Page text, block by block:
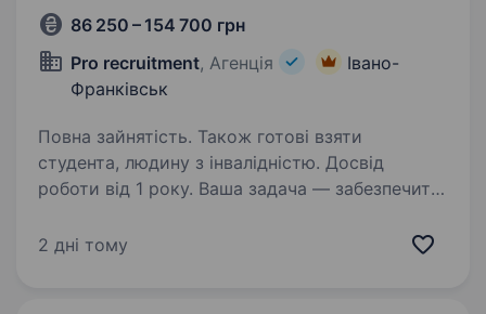
86 250 – 154 700 грн
Pro recruitment, Агенція
Івано-
Франківськ
Повна зайнятість. Також готові взяти
студента, людину з інвалідністю. Досвід
роботи від 1 року. Ваша задача — забезпечити
менеджменту на серійному виробництві
2 дні тому